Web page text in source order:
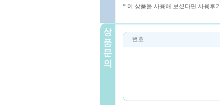
* 이 상품을 사용해 보셨다면 사용후
번호